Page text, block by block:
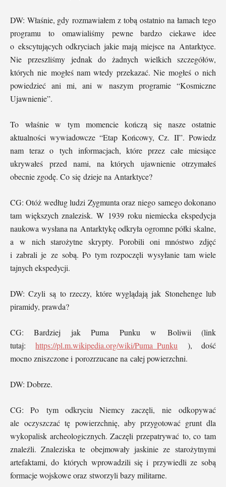
DW: Właśnie, gdy rozmawiałem z tobą ostatnio na łamach tego
programu to omawialiśmy pewne bardzo ciekawe idee
o ekscytujących odkryciach jakie mają miejsce na Antarktyce.
Nie przeszliśmy jednak do żadnych wielkich szczegółów,
których nie mogłeś nam wtedy przekazać. Nie mogłeś o nich
powiedzieć ani mi, ani w naszym programie “Kosmiczne
Ujawnienie”.
To właśnie w tym momencie kończą się nasze ostatnie
aktualności wywiadowcze “Etap Końcowy, Cz. II”. Powiedz
nam teraz o tych informacjach, które przez całe miesiące
ukrywałeś przed nami, na których ujawnienie otrzymałeś
obecnie zgodę. Co się dzieje na Antarktyce?
CG: Otóż według ludzi Zygmunta oraz niego samego dokonano
tam większych znalezisk. W 1939 roku niemiecka ekspedycja
naukowa wysłana na Antarktykę odkryła ogromne półki skalne,
a w nich starożytne skrypty. Porobili oni mnóstwo zdjęć
i zabrali je ze sobą. Po tym rozpoczęli wysyłanie tam wiele
tajnych ekspedycji.
DW: Czyli są to rzeczy, które wyglądają jak Stonehenge lub
piramidy, prawda?
CG: Bardziej jak Puma Punku w Boliwii (link
tutaj:https://pl.m.wikipedia.org/wiki/Puma_Punku ), dość
mocno zniszczone i porozrzucane na całej powierzchni.
DW: Dobrze.
CG: Po tym odkryciu Niemcy zaczęli, nie odkopywać
ale oczyszczać tę powierzchnię, aby przygotować grunt dla
wykopalisk archeologicznych. Zaczęli przepatrywać to, co tam
znaleźli. Znaleziska te obejmowały jaskinie ze starożytnymi
artefaktami, do których wprowadzili się i przywiedli ze sobą
formacje wojskowe oraz stworzyli bazy militarne.